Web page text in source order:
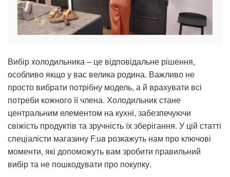
Вибір холодильника – це відповідальне рішення,
особливо якщо у вас велика родина. Важливо не
просто вибрати потрібну модель, а й врахувати всі
потреби кожного її члена. Холодильник стане
центральним елементом на кухні, забезпечуючи
свіжість продуктів та зручність їх зберігання. У цій статті
спеціалісти магазину F.ua розкажуть нам про ключові
моменти, які допоможуть вам зробити правильний
вибір та не пошкодувати про покупку.